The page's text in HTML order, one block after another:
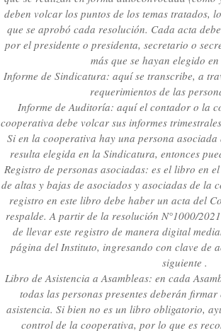
deben volcar los puntos de los temas tratados,
que se aprobó cada resolución. Cada acta
por el presidente o presidenta, secretario o
más que se hayan elegido
Informe de Sindicatura: aquí se transcribe, a
requerimientos de las
Informe de Auditoría: aquí el contador o la
cooperativa debe volcar sus informes
Si en la cooperativa hay una persona
resulta elegida en la Sindicatura, entonces
Registro de personas asociadas: es el libro en
de altas y bajas de asociados y asociadas de la
registro en este libro debe haber un acta del
respalde. A partir de la resolución N°1000/
de llevar este registro de manera digital
página del Instituto, ingresando con clave de
siguiente .
Libro de Asistencia a Asambleas: en cada
todas las personas presentes deberán
asistencia. Si bien no es un libro obligatorio,
control de la cooperativa, por lo que es